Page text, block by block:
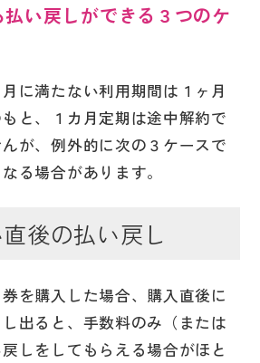
払い戻しができる３つのケ
に満たない利用期間は１ヶ月
と、１カ月定期は途中解約で
が、例外的に次の３ケースで
る場合があります。
後の払い戻し
を購入した場合、購入直後に
出ると、手数料のみ（または
しをしてもらえる場合がほと